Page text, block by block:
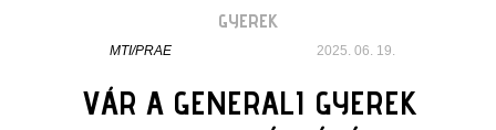
GYEREK
MTI/PRAE 2025. 06. 19.
VÁR A GENERALI GYEREK